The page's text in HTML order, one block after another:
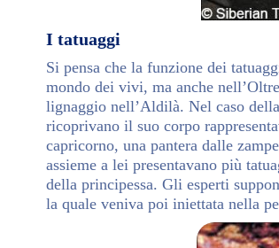
I tatuaggi
Si pensa che la funzione dei
mondo dei vivi, ma anche
lignaggio nell’Aldilà. Nel caso
ricoprivano il suo corpo
capricorno, una pantera dalle
assieme a lei presentavano più
della principessa. Gli esperti
la quale veniva poi iniettata nella